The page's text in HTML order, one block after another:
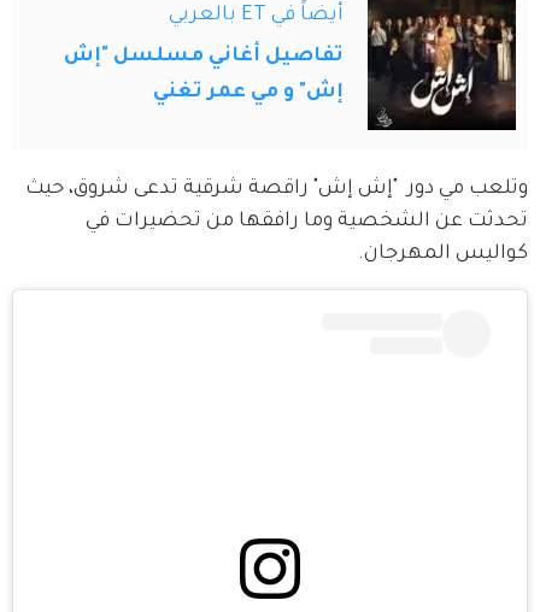
أيضاً في ET بالعربي
تفاصيل أغاني مسلسل "إش
إش" و مي عمر تغني
وتلعب مي دور  "إش إش" راقصة شرقية تدعى شروق، حيث
تحدثت عن الشخصية وما رافقها من تحضيرات في
كواليس المهرجان.